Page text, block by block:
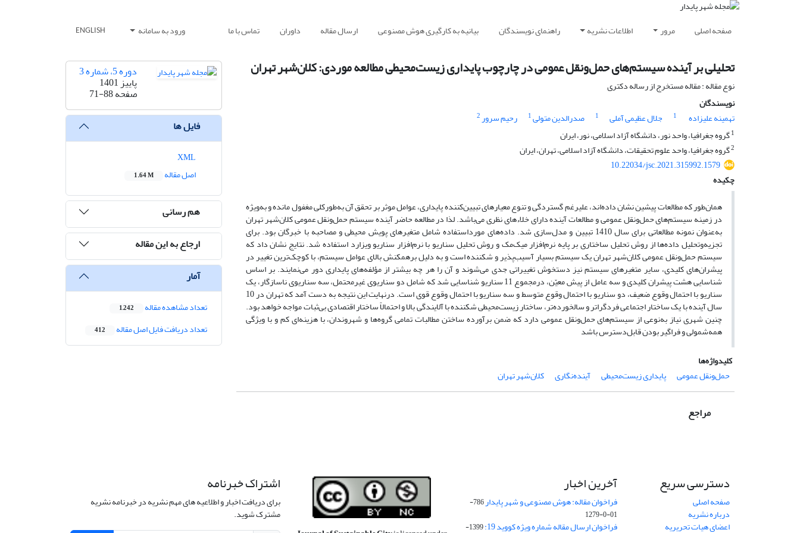
صفحه اصلی مرور اطلاعات نشریه راهنمای نویسندگان بیانیه به کارگیری هوش مصنوعی ارسال مقاله داوران تماس با ما ورود به سامانه ENGLISH
تحلیلی بر آینده سیستم‌های حمل‌ونقل عمومی در چارچوب پایداری زیست‌محیطی مطالعه موردی: کلان‌شهر تهران
نوع مقاله : مقاله مستخرج از رساله دکتری
نویسندگان
تهمینه علیزاده
1 جلال عظیمی آملی 1 صدرالدین متولی1 رحیم سرور2
1گروه جغرافیا، واحد نور، دانشگاه آزاد اسلامی، نور، ایران
2گروه جغرافیا، واحد علوم تحقیقات، دانشگاه آزاد اسلامی، تهران، ایران
10.22034/jsc.2021.315992.1579
چکیده
همان‌طور که مطالعات پیشین نشان داده‌اند، علیرغم گستردگی و تنوع معیارهای تبیین‌کننده پایداری، عوامل موثر بر تحقق آن به‌طورکلی مغفول مانده و به‌ویژه
در زمینه سیستم‌های حمل‌ونقل عمومی و مطالعات آینده دارای خلاءهای نظری می‌باشد. لذا در مطالعه حاضر آینده سیستم حمل‌ونقل عمومی کلان‌شهر تهران
به‌عنوان نمونه مطالعاتی برای سال 1410 تبیین و مدل‌سازی شد. داده‌های مورداستفاده شامل متغیرهای پویش محیطی و مصاحبه با خبرگان بود. برای
تجزیه‌وتحلیل داده‌ها از روش تحلیل ساختاری بر پایه نرم‌افزار میک‌مک و روش تحلیل سناریو با نرم‌افزار سناریو ویزارد استفاده شد. نتایج نشان داد که
سیستم حمل‌ونقل عمومی کلان‌شهر تهران یک سیستم بسیار آسیب‌پذیر و شکننده است و به دلیل برهمکنش بالای عوامل سیستم، با کوچک‌ترین تغییر در
پیشران‌های کلیدی، سایر متغیرهای سیستم نیز دستخوش تغییراتی جدی می‌شوند و آن را هر چه بیشتر از مؤلفه‌های پایداری دور می‌نمایند. بر اساس
شناسایی هشت پیشران کلیدی و سه عامل از پیش معیّن، درمجموع 11 سناریو شناسایی شد که شامل دو سناریوی غیرمحتمل، سه سناریوی ناسازگار، یک
سناریو با احتمال وقوع ضعیف، دو سناریو با احتمال وقوع متوسط و سه سناریو با احتمال وقوع قوی است. درنهایت این نتیجه به دست آمد که تهران در 10
سال آینده با یک ساختار اجتماعی فردگراتر و سالخورده‌تر، ساختار زیست‌محیطی شکننده با آلایندگی بالا و احتمالاً ساختار اقتصادی بی‌ثبات مواجه خواهد بود.
چنین شهری نیاز به‌نوعی از سیستم‌های حمل‌ونقل عمومی دارد که ضمن برآورده ساختن مطالبات تمامی گروه‌ها و شهروندان، با هزینه‌ای کم و با ویژگی
همه‌شمولی و فراگیر بودن قابل‌دسترس باشد
کلیدواژه‌ها
حمل‌ونقل عمومی
پایداری زیست‌محیطی آینده‌نگاری کلان‌شهر تهران
مراجع
دوره 5، شماره 3
پاییز 1401
صفحه71-88
فایل ها
اصل مقاله
1.64 M
هم رسانی
ارجاع به این مقاله
آمار
تعداد مشاهده مقاله 1,242
تعداد دریافت فایل اصل مقاله 412
دسترسی سریع
صفحه اصلی
درباره نشریه
اعضای هیات تحریریه
آخرین اخبار
فراخوان مقاله: هوش مصنوعی و شهر پایدار
786-
01-0-1279
فراخوان ارسال مقاله شماره ویژه کووید 19:
1399-
اشتراک خبرنامه
برای دریافت اخبار و اطلاعیه های مهم نشریه در خبرنامه نشریه
مشترک شوید.